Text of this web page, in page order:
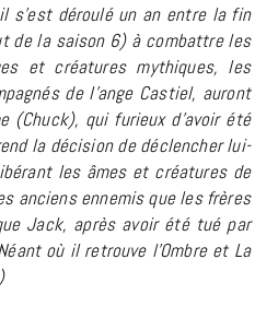
s’est déroulé un an entre la fin
de la saison 6) à combattre les
et créatures mythiques, les
de l’ange Castiel, auront
(Chuck), qui furieux d’avoir été
la décision de déclencher lui-
les âmes et créatures de
anciens ennemis que les frères
Jack, après avoir été tué par
où il retrouve l’Ombre et La